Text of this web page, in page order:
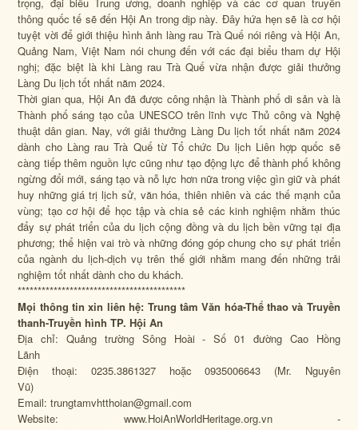
thông quốc tế sẽ đến Hội An trong dịp này. Đây hứa hẹn sẽ là cơ hội
tuyệt vời để giới thiệu hình ảnh làng rau Trà Quế nói riêng và Hội An,
Quảng Nam, Việt Nam nói chung đến với các đại biểu tham dự Hội
nghị; đặc biệt là khi Làng rau Trà Quế vừa nhận được giải thưởng
Làng Du lịch tốt nhất năm 2024.
Thời gian qua, Hội An đã được công nhận là Thành phố di sản và là
Thành phố sáng tạo của UNESCO trên lĩnh vực Thủ công và Nghệ
thuật dân gian. Nay, với giải thưởng Làng Du lịch tốt nhất năm 2024
dành cho Làng rau Trà Quế từ Tổ chức Du lịch Liên hợp quốc sẽ
càng tiếp thêm nguồn lực cũng như tạo động lực để thành phố không
ngừng đổi mới, sáng tạo và nỗ lực hơn nữa trong việc gìn giữ và phát
huy những giá trị lịch sử, văn hóa, thiên nhiên và các thế mạnh của
vùng; tạo cơ hội để học tập và chia sẻ các kinh nghiệm nhằm thúc
đẩy sự phát triển của du lịch cộng đồng và du lịch bền vững tại địa
phương; thể hiện vai trò và những đóng góp chung cho sự phát triển
của ngành du lịch-dịch vụ trên thế giới nhằm mang đến những trải
nghiệm tốt nhất dành cho du khách.
******************************************
Mọi thông tin xin liên hệ: Trung tâm Văn hóa-Thể thao và Truyền
thanh-Truyền hình TP. Hội An
Địa chỉ: Quảng trường Sông Hoài - Số 01 đường Cao Hồng
Lãnh
Điện thoại: 0235.3861327 hoặc 0935006643 (Mr. Nguyên
Vũ)
Email: trungtamvhtthoian@gmail.com
Website: www.HoiAnWorldHeritage.org.vn -